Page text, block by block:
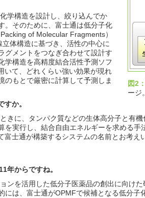
図2：
ージ。
学構造を設計し、絞り込んでか
。そのために、富士通は低分子化
of Molecular Fragments）
体構造に基づき、活性の中心に
グメントをつなぎ合わせて設計す
学構造を高精度結合活性予測ソフ
いて、どれくらい強い効果が現れ
のもとで厳密に計算して予測しま
か。
に、タンパク質などの生体高分子と有
実行し、結合自由エネルギーを求める
士通が構築するシステムの名前とお考え
年からですね。
を活用した低分子医薬品の創出に向け
には、富士通がOPMFで候補となる低分